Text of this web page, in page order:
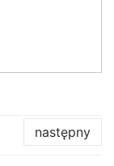
następny